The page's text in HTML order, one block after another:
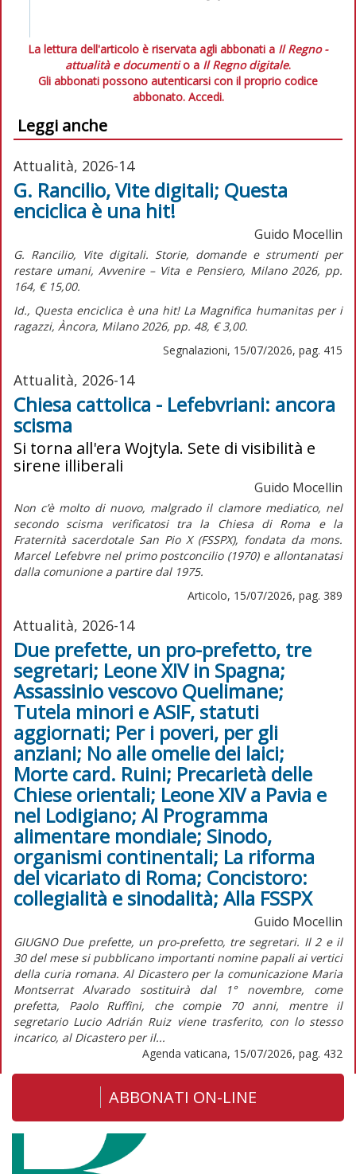
La lettura dell'articolo è riservata agli abbonati a Il Regno -
attualità e documentio a Il Regno digitale.
Gli abbonati possono autenticarsi con il proprio codice
abbonato. Accedi.
Leggi anche
Attualità, 2026-14
G. Rancilio, Vite digitali; Questa
enciclica è una hit!
Guido Mocellin
G. Rancilio, Vite digitali. Storie, domande e strumenti per
restare umani, Avvenire – Vita e Pensiero, Milano 2026, pp.
164, € 15,00.
Id., Questa enciclica è una hit! La Magnifica humanitas per i
ragazzi, Àncora, Milano 2026, pp. 48, € 3,00.
Segnalazioni, 15/07/2026, pag. 415
Attualità, 2026-14
Chiesa cattolica - Lefebvriani: ancora
scisma
Si torna all'era Wojtyla. Sete di visibilità e
sirene illiberali
Guido Mocellin
Non c’è molto di nuovo, malgrado il clamore mediatico, nel
secondo scisma verificatosi tra la Chiesa di Roma e la
Fraternità sacerdotale San Pio X (FSSPX), fondata da mons.
Marcel Lefebvre nel primo postconcilio (1970) e allontanatasi
dalla comunione a partire dal 1975.
Articolo, 15/07/2026, pag. 389
Attualità, 2026-14
Due prefette, un pro-prefetto, tre
segretari; Leone XIV in Spagna;
Assassinio vescovo Quelimane;
Tutela minori e ASIF, statuti
aggiornati; Per i poveri, per gli
anziani; No alle omelie dei laici;
Morte card. Ruini; Precarietà delle
Chiese orientali; Leone XIV a Pavia e
nel Lodigiano; Al Programma
alimentare mondiale; Sinodo,
organismi continentali; La riforma
del vicariato di Roma; Concistoro:
collegialità e sinodalità; Alla FSSPX
Guido Mocellin
GIUGNO Due prefette, un pro-prefetto, tre segretari. Il 2 e il
30 del mese si pubblicano importanti nomine papali ai vertici
della curia romana. Al Dicastero per la comunicazione Maria
Montserrat Alvarado sostituirà dal 1° novembre, come
prefetta, Paolo Ruffini, che compie 70 anni, mentre il
segretario Lucio Adrián Ruiz viene trasferito, con lo stesso
incarico, al Dicastero per il...
Agenda vaticana, 15/07/2026, pag. 432
ABBONATI ON-LINE